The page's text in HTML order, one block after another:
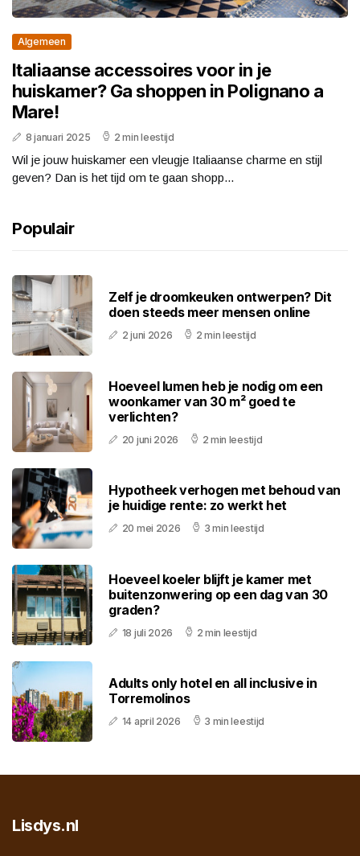
Algemeen
Italiaanse accessoires voor in je
huiskamer? Ga shoppen in Polignano a
Mare!
8 januari 2025 2 min leestijd
Wil je jouw huiskamer een vleugje Italiaanse charme en stijl
geven? Dan is het tijd om te gaan shopp...
Populair
Zelf je droomkeuken ontwerpen? Dit
doen steeds meer mensen online
2 juni 2026 2 min leestijd
Hoeveel lumen heb je nodig om een
woonkamer van 30 m² goed te
verlichten?
20 juni 2026 2 min leestijd
Hypotheek verhogen met behoud van
je huidige rente: zo werkt het
20 mei 2026 3 min leestijd
Hoeveel koeler blijft je kamer met
buitenzonwering op een dag van 30
graden?
18 juli 2026 2 min leestijd
Adults only hotel en all inclusive in
Torremolinos
14 april 2026 3 min leestijd
Lisdys.nl